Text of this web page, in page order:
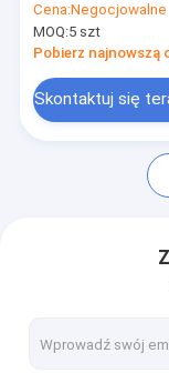
Aktualności
CBN
CBN Wheels
koło cięcia CBN
Cena:Negocjowalne
MOQ:5 szt
Pobierz najnowszą
Skontaktuj się